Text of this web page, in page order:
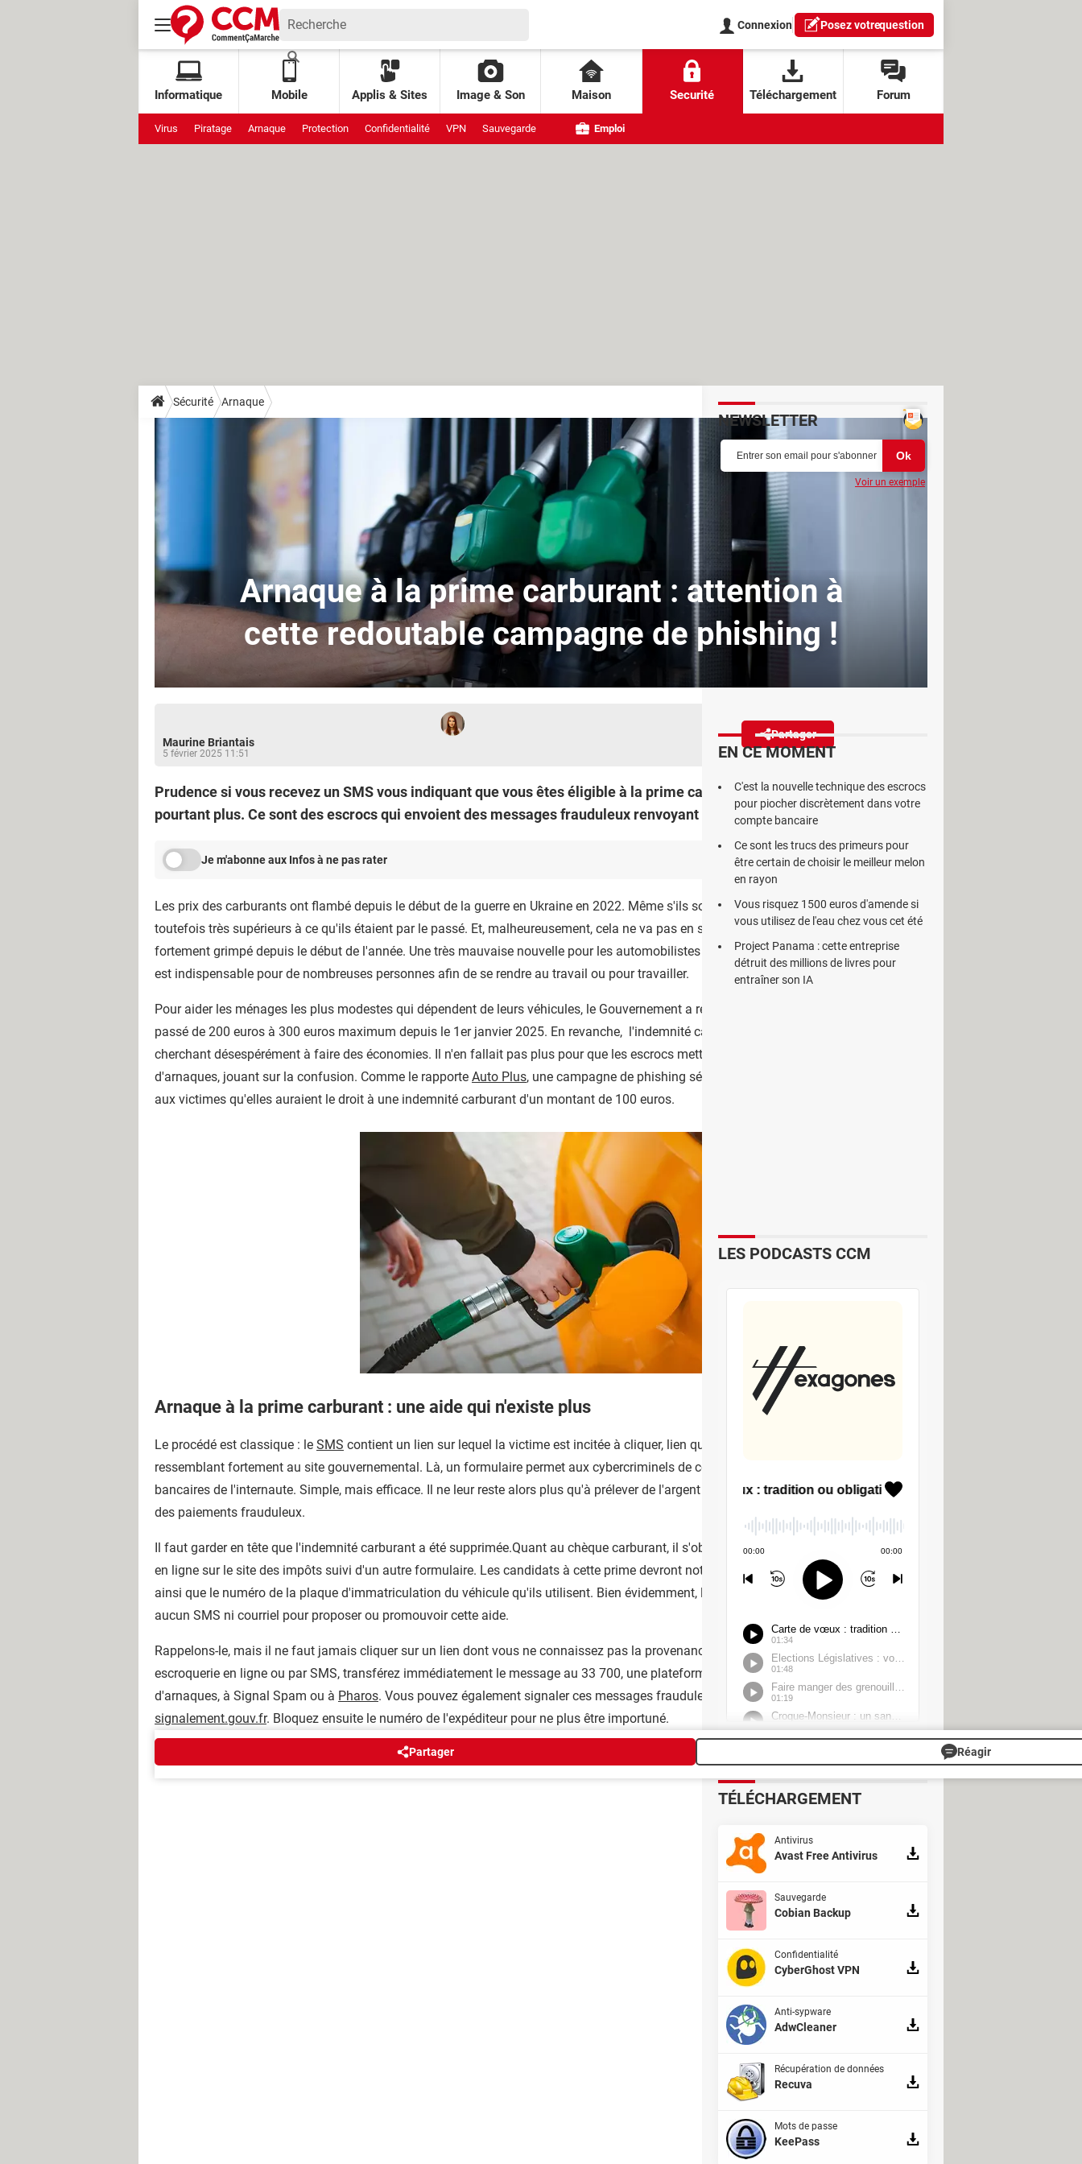
Connexion Posez votrequestion
Informatique Mobile Applis & Sites Image & Son Maison Securité Téléchargement Forum
Virus Piratage Arnaque Protection Confidentialité VPN Sauvegarde Emploi
Sécurité Arnaque
Arnaque à la prime carburant : attention à
cette redoutable campagne de phishing !
Maurine Briantais
5 février 2025 11:51
Partager
Prudence si vous recevez un SMS vous indiquant que vous êtes éligible à la prime carburant, prime qui n'existe
pourtant plus. Ce sont des escrocs qui envoient des messages frauduleux renvoyant vers un site piégé.
Je m'abonne aux Infos à ne pas rater
Les prix des carburants ont flambé depuis le début de la guerre en Ukraine en 2022. Même s'ils sont redescendus depuis, ils restent
toutefois très supérieurs à ce qu'ils étaient par le passé. Et, malheureusement, cela ne va pas en s'améliorant, car les prix à la pompe ont
fortement grimpé depuis le début de l'année. Une très mauvaise nouvelle pour les automobilistes français, d'autant plus que la voiture
est indispensable pour de nombreuses personnes afin de se rendre au travail ou pour travailler.
Pour aider les ménages les plus modestes qui dépendent de leurs véhicules, le Gouvernement a renouvelé le chèque carburant, qui est
passé de 200 euros à 300 euros maximum depuis le 1er janvier 2025. En revanche, l'indemnité carburant a été supprimée, l’État
cherchant désespérément à faire des économies. Il n'en fallait pas plus pour que les escrocs mettent au point une nouvelle série
d'arnaques, jouant sur la confusion. Comme le rapporte Auto Plus, une campagne de phishing sévit actuellement par SMS, indiquant
aux victimes qu'elles auraient le droit à une indemnité carburant d'un montant de 100 euros.
Arnaque à la prime carburant : une aide qui n'existe plus
Le procédé est classique : le SMS contient un lien sur lequel la victime est incitée à cliquer, lien qui redirige vers un site frauduleux
ressemblant fortement au site gouvernemental. Là, un formulaire permet aux cybercriminels de collecter les données personnelles et
bancaires de l'internaute. Simple, mais efficace. Il ne leur reste alors plus qu'à prélever de l'argent sur le compte bancaire ou à effectuer
des paiements frauduleux.
Il faut garder en tête que l'indemnité carburant a été supprimée.Quant au chèque carburant, il s'obtient en remplissant un questionnaire
en ligne sur le site des impôts suivi d'un autre formulaire. Les candidats à cette prime devront notamment indiquer leur numéro fiscal
ainsi que le numéro de la plaque d'immatriculation du véhicule qu'ils utilisent. Bien évidemment, l'administration fiscale n'enverra jamais
aucun SMS ni courriel pour proposer ou promouvoir cette aide.
Rappelons-le, mais il ne faut jamais cliquer sur un lien dont vous ne connaissez pas la provenance. Si jamais vous êtes la cible d'une
escroquerie en ligne ou par SMS, transférez immédiatement le message au 33 700, une plateforme spécialisée dans le signalement
d'arnaques, à Signal Spam ou à Pharos. Vous pouvez également signaler ces messages frauduleux auprès du siteinternet-
signalement.gouv.fr. Bloquez ensuite le numéro de l'expéditeur pour ne plus être importuné.
Partager Réagir
NEWSLETTER
Voir un exemple
EN CE MOMENT
C'est la nouvelle technique des escrocs
pour piocher discrètement dans votre
compte bancaire
Ce sont les trucs des primeurs pour
être certain de choisir le meilleur melon
en rayon
Vous risquez 1500 euros d'amende si
vous utilisez de l'eau chez vous cet été
Project Panama : cette entreprise
détruit des millions de livres pour
entraîner son IA
LES PODCASTS CCM
TÉLÉCHARGEMENT
Antivirus
Avast Free Antivirus
Sauvegarde
Cobian Backup
Confidentialité
CyberGhost VPN
Anti-sypware
AdwCleaner
Récupération de données
Recuva
Mots de passe
KeePass